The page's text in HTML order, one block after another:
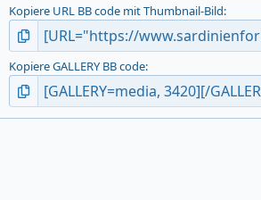
Kopiere URL BB code mit Thumbnail-Bild
Kopiere GALLERY BB code